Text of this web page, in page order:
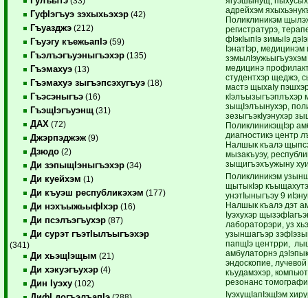
ГуфIэгъуэ зэхыхьэхэр (42)
Гъуазджэ (212)
Гъуэгу къежьапIэ (59)
Гъэлъэгъуэныгъэхэр (135)
Гъэмахуэ (13)
Гъэмахуэ зыгъэпсэхугъуэ (18)
Гъэсэныгъэ (16)
ГъэщIэгъуэнщ (31)
ДАХ (72)
Джэрпэджэж (9)
Дзюдо (2)
Ди зэпыщIэныгъэхэр (34)
Ди куейхэм (1)
Ди къуэш республикэхэм (177)
Ди нэхъыжьыфIхэр (16)
Ди псэлъэгъухэр (87)
Ди сурэт гъэтIылъыгъэхэр
(341)
Ди хьэщIэщым (21)
Ди хэкуэгъухэр (4)
Дин Iуэху (102)
адрейхэм
Поликлиникэм
регистратурэ,
фIэкIыпIэ зимыIэ
IэнатIэр, медицинэм
медицинэ
студентхэр щеджэ,
мастэ щыхаIу
кIэлъызыгъэплъхэр
зыщIэлъынухэр,
зезыгъэкIуэнухэр
ПоликлиникэщIэр
диагностикэ центр
Налшык къалэ
мызакъуэу,
зыщигъэхъужыну
Поликлиникэм
щытыкIэр
унэтIыныгъэу 9
Налшык къалэ дэт
Iуэхухэр
лабораторэри, уз
узыншагъэр
папщIэ центрри,
амбулаторнэ
эндоскопие, лучевой
къудамэхэр,
резонанс
IуэхущIапIэщIэм